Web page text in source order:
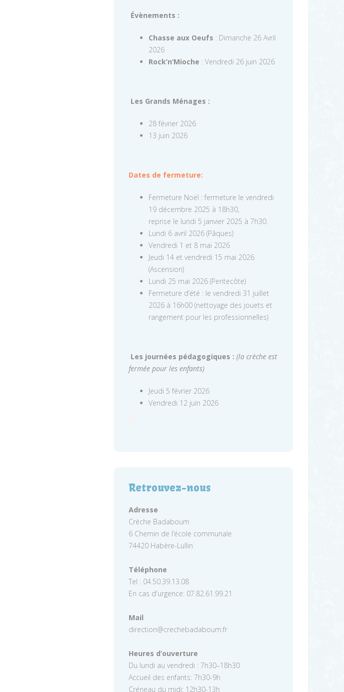
Évènements :
Chasse aux Oeufs : Dimanche 26 Avril
2026
Rock’n’Mioche : Vendredi 26 juin 2026
Les Grands Ménages :
28 février 2026
13 juin 2026
Dates de fermeture:
Fermeture Noël : fermeture le vendredi
19 décembre 2025 à 18h30,
reprise le lundi 5 janvier 2025 à 7h30.
Lundi 6 avril 2026 (Pâques)
Vendredi 1 et 8 mai 2026
Jeudi 14 et vendredi 15 mai 2026
(Ascension)
Lundi 25 mai 2026 (Pentecôte)
Fermeture d’été : le vendredi 31 juillet
2026 à 16h00 (nettoyage des jouets et
rangement pour les professionnelles)
Les journées pédagogiques : (la crèche est
fermée pour les enfants)
Jeudi 5 février 2026
Vendredi 12 juin 2026
Retrouvez-nous
Adresse
Crèche Badaboum
6 Chemin de l’école communale
74420 Habère-Lullin
Téléphone
Tel : 04.50.39.13.08
En cas d'urgence: 07.82.61.99.21
Mail
direction@crechebadaboum.fr
Heures d’ouverture
Du lundi au vendredi : 7h30–18h30
Accueil des enfants: 7h30-9h
Créneau du midi: 12h30-13h